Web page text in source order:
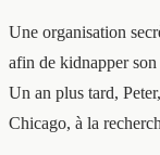
Une organisation
afin de kidnapper
Un an plus tard,
Chicago, à la